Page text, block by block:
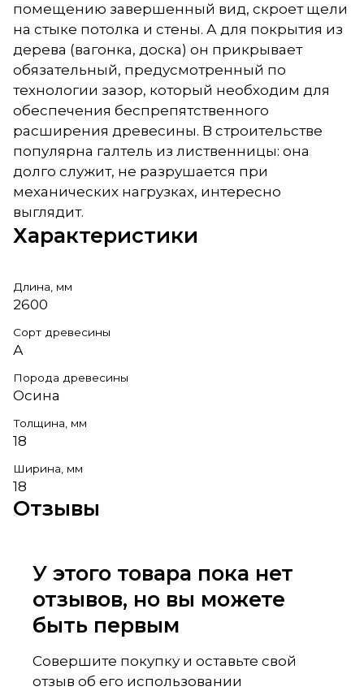
помещению завершенный вид, скроет щели
на стыке потолка и стены. А для покрытия из
дерева (вагонка, доска) он прикрывает
обязательный, предусмотренный по
технологии зазор, который необходим для
обеспечения беспрепятственного
расширения древесины. В строительстве
популярна галтель из лиственницы: она
долго служит, не разрушается при
механических нагрузках, интересно
выглядит.
Характеристики
Длина, мм
2600
Сорт древесины
А
Порода древесины
Осина
Толщина, мм
18
Ширина, мм
18
Отзывы
У этого товара пока нет
отзывов, но вы можете
быть первым
Совершите покупку и оставьте свой
отзыв об его использовании